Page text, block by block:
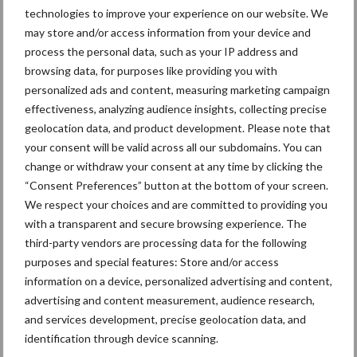
technologies to improve your experience on our website. We
may store and/or access information from your device and
process the personal data, such as your IP address and
browsing data, for purposes like providing you with
personalized ads and content, measuring marketing campaign
effectiveness, analyzing audience insights, collecting precise
geolocation data, and product development. Please note that
your consent will be valid across all our subdomains. You can
change or withdraw your consent at any time by clicking the
“Consent Preferences” button at the bottom of your screen.
We respect your choices and are committed to providing you
with a transparent and secure browsing experience. The
third-party vendors are processing data for the following
purposes and special features: Store and/or access
information on a device, personalized advertising and content,
advertising and content measurement, audience research,
and services development, precise geolocation data, and
identification through device scanning.
“Inzicht is nog maar het
Stilstand voorkomen met
slijtvaste lagen
Carré rondt herstructurering
af en kijkt weer vooruit